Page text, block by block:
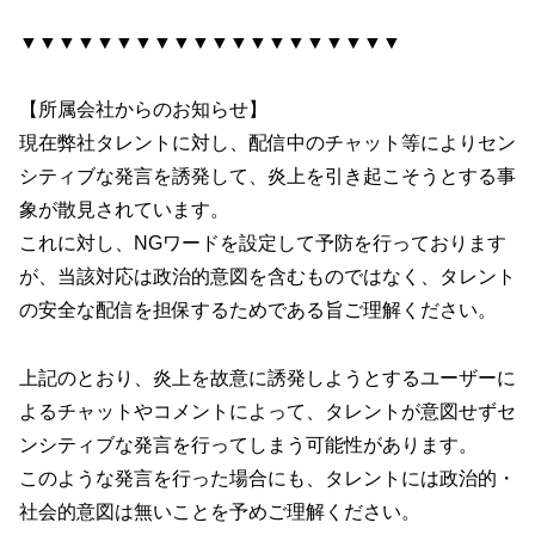
▼▼▼▼▼▼▼▼▼▼▼▼▼▼▼▼▼▼▼▼
【所属会社からのお知らせ】
現在弊社タレントに対し、配信中のチャット等によりセン
シティブな発言を誘発して、炎上を引き起こそうとする事
象が散見されています。
これに対し、NGワードを設定して予防を行っております
が、当該対応は政治的意図を含むものではなく、タレント
の安全な配信を担保するためである旨ご理解ください。
上記のとおり、炎上を故意に誘発しようとするユーザーに
よるチャットやコメントによって、タレントが意図せずセ
ンシティブな発言を行ってしまう可能性があります。
このような発言を行った場合にも、タレントには政治的・
社会的意図は無いことを予めご理解ください。